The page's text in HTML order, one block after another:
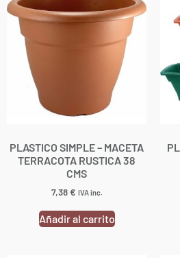
PLASTICO SIMPLE – MACETA
TERRACOTA RUSTICA 38
CMS
7,38€ IVA inc.
Añadir al carrito